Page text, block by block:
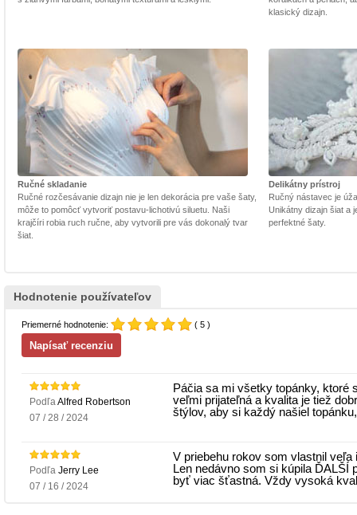
klasický dizajn.
Ručné skladanie
Ručné rozčesávanie dizajn nie je len dekorácia pre vaše šaty,
môže to pomôcť vytvoriť postavu-lichotivú siluetu. Naši
krajčíri robia ruch ručne, aby vytvorili pre vás dokonalý tvar
šiat.
Delikátny prístroj
Ručný nástavec je
Unikátny dizajn šiat a
perfektné šaty.
Hodnotenie používateľov
Priemerné hodnotenie: ( 5 )
PodľaAlfred Robertson
07 / 28 / 2024
Páčia sa mi všetky topánky, ktoré
veľmi prijateľná a kvalita je tiež
štýlov, aby si každý našiel
Podľa Jerry Lee
07 / 16 / 2024
V priebehu rokov som vlastnil
Len nedávno som si kúpila ĎALŠÍ
byť viac šťastná. Vždy vysoká